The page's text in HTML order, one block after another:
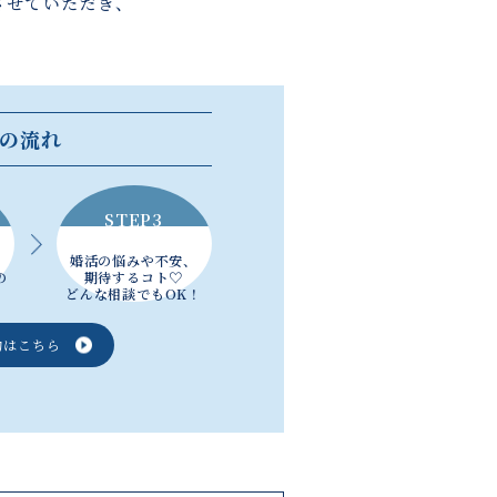
流れ
STEP3
婚活の悩みや不安、
期待するコト♡
どんな相談でもOK！
はこちら